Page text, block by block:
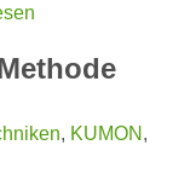
, KUMON ,